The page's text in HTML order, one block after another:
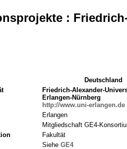
:
Deutschland
Friedrich-Alexander-
Erlangen-Nürnberg
http://www.uni-erlangen.de
Erlangen
Mitgliedschaft GE4-
Fakultät
Siehe GE4